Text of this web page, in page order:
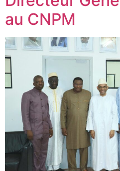
au CNPM